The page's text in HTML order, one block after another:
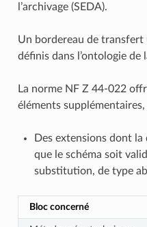
l’archivage (SEDA).
Un bordereau de
définis dans l’ontologie
La norme NF Z 44‑022
éléments supplémentaires,
Des extensions dont
que le schéma soit
substitution, de type
Bloc concerné